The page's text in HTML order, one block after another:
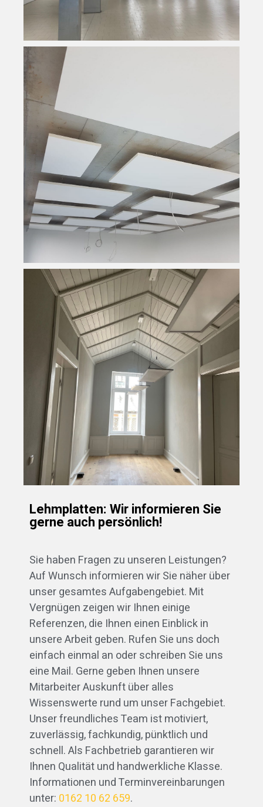
Lehmplatten: Wir informieren Sie
gerne auch persönlich!
Sie haben Fragen zu unseren Leistungen?
Auf Wunsch informieren wir Sie näher über
unser gesamtes Aufgabengebiet. Mit
Vergnügen zeigen wir Ihnen einige
Referenzen, die Ihnen einen Einblick in
unsere Arbeit geben. Rufen Sie uns doch
einfach einmal an oder schreiben Sie uns
eine Mail. Gerne geben Ihnen unsere
Mitarbeiter Auskunft über alles
Wissenswerte rund um unser Fachgebiet.
Unser freundliches Team ist motiviert,
zuverlässig, fachkundig, pünktlich und
schnell. Als Fachbetrieb garantieren wir
Ihnen Qualität und handwerkliche Klasse.
Informationen und Terminvereinbarungen
unter: 0162 10 62 659.